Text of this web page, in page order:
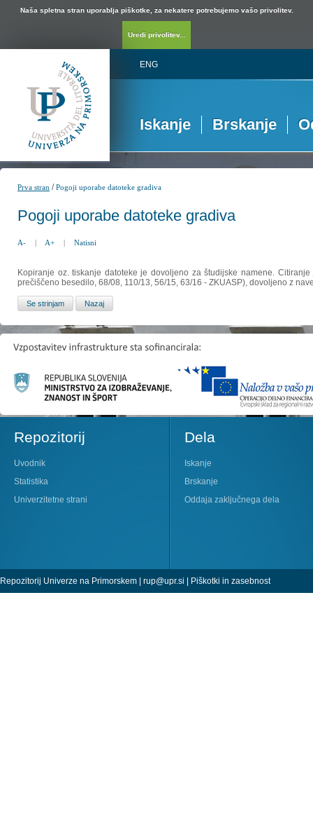
Naša spletna stran uporablja piškotke, za nekatere potrebujemo vašo privolitev.
Uredi privolitev...
ENG
Iskanje Brskanje
Prva stran /Pogoji uporabe datoteke gradiva
Pogoji uporabe datoteke gradiva
A- | A+ | Natisni
Kopiranje oz. tiskanje datoteke je dovoljeno za študijske namene.
prečiščeno besedilo, 68/08, 110/13, 56/15, 63/16 - ZKUASP), dovoljeno z
Repozitorij
Uvodnik
Statistika
Univerzitetne strani
Dela
Iskanje
Brskanje
Oddaja zaključnega dela
Repozitorij Univerze na Primorskem | rup@upr.si | Piškotki in zasebnost